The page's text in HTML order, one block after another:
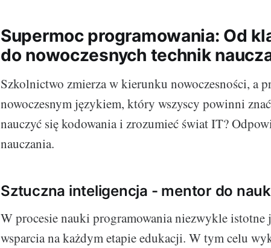
Supermoc programowania: Od
do nowoczesnych technik
Szkolnictwo zmierza w kierunku nowoczesności, a
nowoczesnym językiem, który wszyscy powinni
nauczyć się kodowania i zrozumieć świat IT?
nauczania.
Sztuczna inteligencja - mentor do
W procesie nauki programowania niezwykle istotne
wsparcia na każdym etapie edukacji. W tym celu